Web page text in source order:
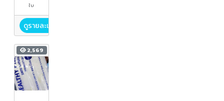
ใบ
ดูรายละเอียด
2,569